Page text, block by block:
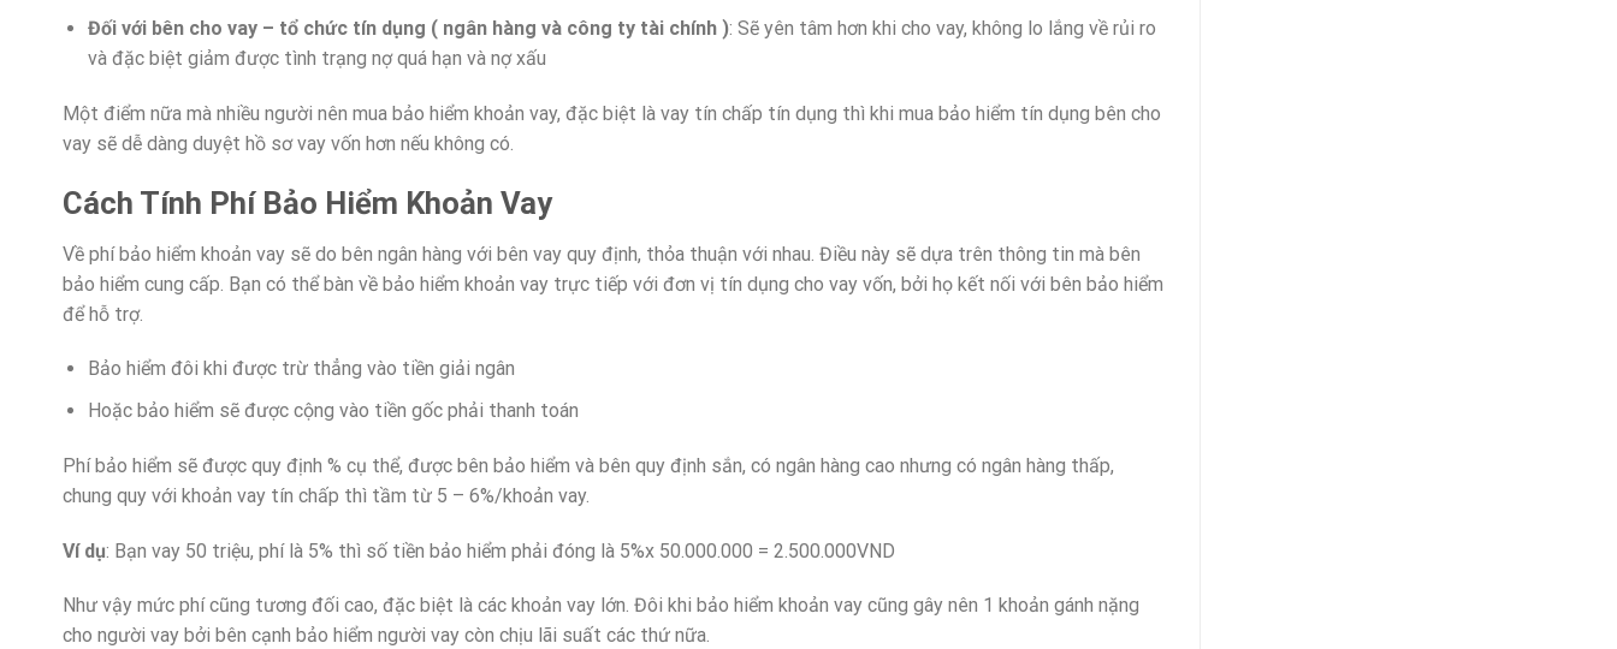
Đối với bên cho vay – tổ chức tín dụng ( ngân hàng và công ty tài chính ): Sẽ yên tâm hơn khi cho vay, không lo lắng về rủi ro
và đặc biệt giảm được tình trạng nợ quá hạn và nợ xấu
Một điểm nữa mà nhiều người nên mua bảo hiểm khoản vay, đặc biệt là vay tín chấp tín dụng thì khi mua bảo hiểm tín dụng bên cho
vay sẽ dễ dàng duyệt hồ sơ vay vốn hơn nếu không có.
Cách Tính Phí Bảo Hiểm Khoản Vay
Về phí bảo hiểm khoản vay sẽ do bên ngân hàng với bên vay quy định, thỏa thuận với nhau. Điều này sẽ dựa trên thông tin mà bên
bảo hiểm cung cấp. Bạn có thể bàn về bảo hiểm khoản vay trực tiếp với đơn vị tín dụng cho vay vốn, bởi họ kết nối với bên bảo hiểm
để hỗ trợ.
Bảo hiểm đôi khi được trừ thẳng vào tiền giải ngân
Hoặc bảo hiểm sẽ được cộng vào tiền gốc phải thanh toán
Phí bảo hiểm sẽ được quy định % cụ thể, được bên bảo hiểm và bên quy định sắn, có ngân hàng cao nhưng có ngân hàng thấp,
chung quy với khoản vay tín chấp thì tầm từ 5 – 6%/khoản vay.
Ví dụ: Bạn vay 50 triệu, phí là 5% thì số tiền bảo hiểm phải đóng là 5%x 50.000.000 = 2.500.000VND
Như vậy mức phí cũng tương đối cao, đặc biệt là các khoản vay lớn. Đôi khi bảo hiểm khoản vay cũng gây nên 1 khoản gánh nặng
cho người vay bởi bên cạnh bảo hiểm người vay còn chịu lãi suất các thứ nữa.